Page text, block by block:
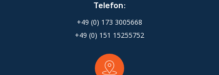
Telefon:
+49 (0) 173 3005668
+49 (0) 151 15255752